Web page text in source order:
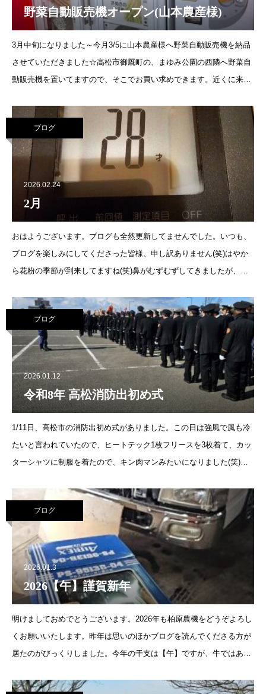
野菜自動販売機オープン(山本農産様)
3月中旬になりました～今月3/5に山本農産様へ野菜自動販売機を納品
させていただきました☆高松市御厩町の、まゆみ公園の西隣へ野菜自
動販売機を置いてますので、そこでお買い求めできます。近くに来ら
ブログ
2026.02.24
2月
おはようございます。ブログも全然更新してませんでした。いつも、
ブログを楽しみにしてくださった皆様、申し訳ありません(笑)はやか
ら花粉の季節が到来してますね(笑)鼻がむずむずしてきましたが、い
ブログ
2026.01.12
令和8年 高松消防出初め式
1/11日、高松市の消防出初め式がありました。この日は強風で風も冷
たいと言われていたので、ヒートテック1枚フリースを3枚着て、カッ
ターシャツに制服を着たので、キン肉マンみたいになりました(笑)ズ
ブログ
2026.01.3
2026【午】謹賀新年
明けましておめでとうございます。2026年も柏原農機をどうぞよろし
くお願いいたします。昨年は思いのほかブログを読んでくださる方が
居たのがびっくりしました。今年の干支は【午】ですが、牛ではあり
す。今年の目